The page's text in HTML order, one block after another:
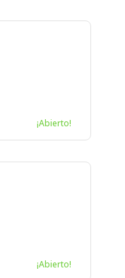
¡Abierto!
¡Abierto!